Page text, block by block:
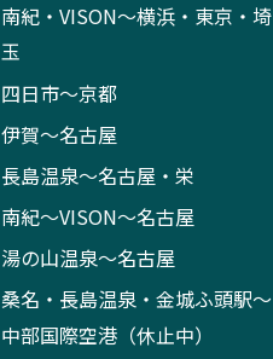
南紀・VISON～横浜・東京・埼
玉
四日市～京都
伊賀～名古屋
長島温泉～名古屋・栄
南紀～VISON～名古屋
湯の山温泉～名古屋
桑名・長島温泉・金城ふ頭駅～
中部国際空港（休止中）